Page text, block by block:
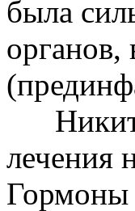
была
органов,
Никита
лечения
Гормоны